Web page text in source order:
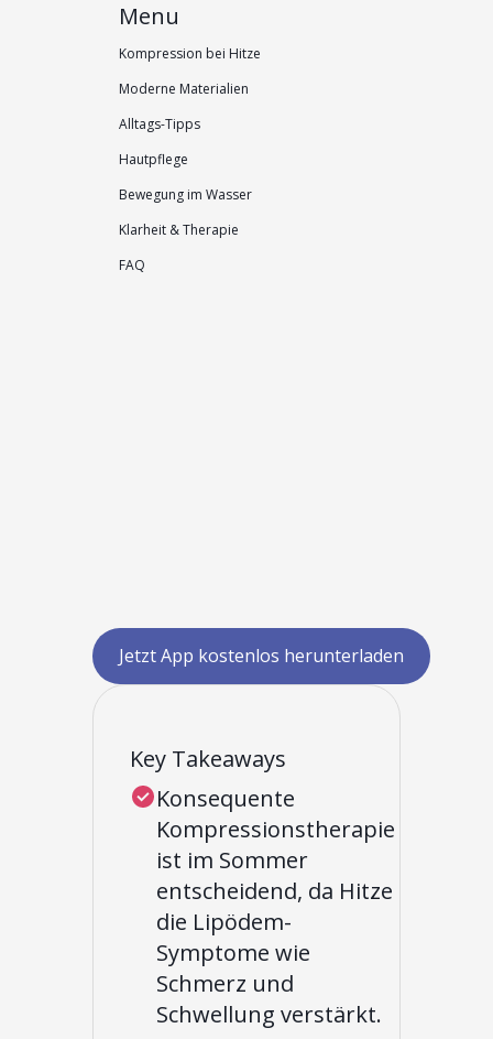
Menu
Kompression bei Hitze
Moderne Materialien
Alltags-Tipps
Hautpflege
Bewegung im Wasser
Klarheit & Therapie
FAQ
Jetzt App kostenlos herunterladen
Key Takeaways
Konsequente
Kompressionstherapie
ist im Sommer
entscheidend, da Hitze
die Lipödem-
Symptome wie
Schmerz und
Schwellung verstärkt.